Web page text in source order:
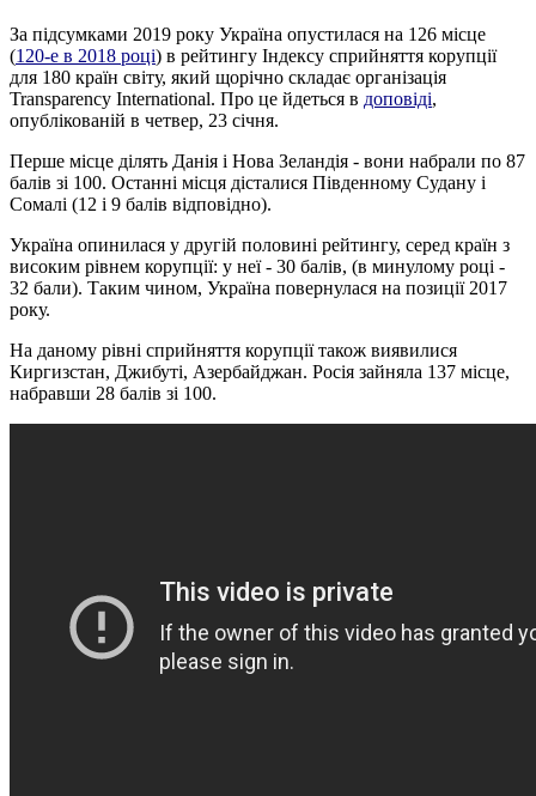
За підсумками 2019 року Україна опустилася на 126 місце
(120-е в 2018 році) в рейтингу Індексу сприйняття корупції
для 180 країн світу, який щорічно складає організація
Transparency International. Про це йдеться в доповіді,
опублікованій в четвер, 23 січня.
Перше місце ділять Данія і Нова Зеландія - вони набрали по 87
балів зі 100. Останні місця дісталися Південному Судану і
Сомалі (12 і 9 балів відповідно).
Україна опинилася у другій половині рейтингу, серед країн з
високим рівнем корупції: у неї - 30 балів, (в минулому році -
32 бали). Таким чином, Україна повернулася на позиції 2017
року.
На даному рівні сприйняття корупції також виявилися
Киргизстан, Джибуті, Азербайджан. Росія зайняла 137 місце,
набравши 28 балів зі 100.